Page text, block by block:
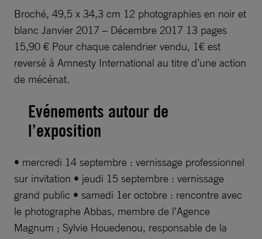
Broché, 49,5 x 34,3 cm 12 photographies en noir et
blanc Janvier 2017 – Décembre 2017 13 pages
15,90 € Pour chaque calendrier vendu, 1€ est
reversé à Amnesty International au titre d’une action
de mécénat.
Evénements autour de
l’exposition
• mercredi 14 septembre : vernissage professionnel
sur invitation • jeudi 15 septembre : vernissage
grand public • samedi 1er octobre : rencontre avec
le photographe Abbas, membre de l’Agence
Magnum ; Sylvie Houedenou, responsable de la